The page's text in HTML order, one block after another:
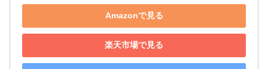
Amazonで見る
楽天市場で見る